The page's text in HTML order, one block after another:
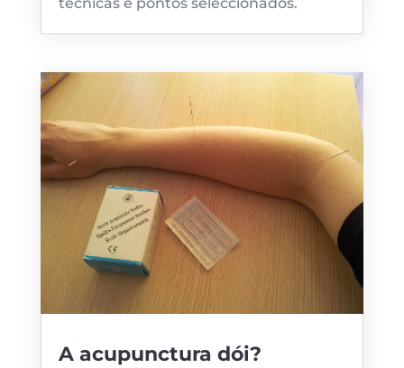
técnicas e pontos seleccionados.
A acupunctura dói?